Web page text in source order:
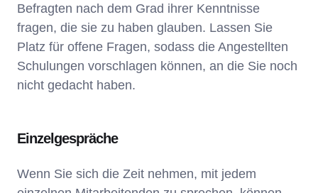
Befragten nach dem Grad ihrer Kenntnisse
fragen, die sie zu haben glauben. Lassen Sie
Platz für offene Fragen, sodass die Angestellten
Schulungen vorschlagen können, an die Sie noch
nicht gedacht haben.
Einzelgespräche
Wenn Sie sich die Zeit nehmen, mit jedem